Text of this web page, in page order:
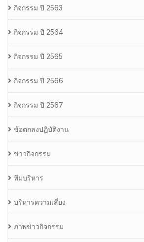
กิจกรรม ปี 2563
กิจกรรม ปี 2564
กิจกรรม ปี 2565
กิจกรรม ปี 2566
กิจกรรม ปี 2567
ข้อตกลงปฏิบัติงาน
ข่าวกิจกรรม
ทีมบริหาร
บริหารความเสี่ยง
ภาพข่าวกิจกรรม